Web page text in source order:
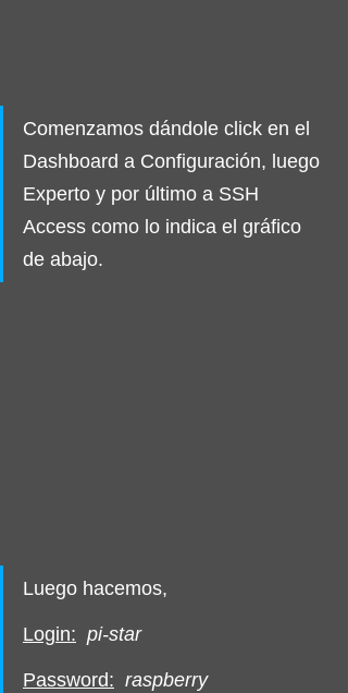
Comenzamos dándole click en el
Dashboard a Configuración, luego
Experto y por último a SSH
Access como lo indica el gráfico
de abajo.
Luego hacemos,
Login: pi-star
Password: raspberry